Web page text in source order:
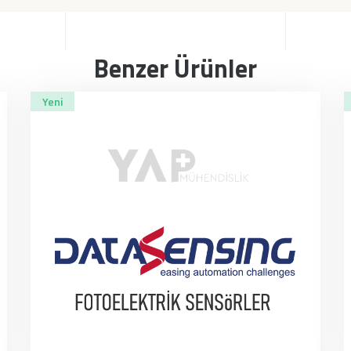
Benzer Ürünler
Yeni